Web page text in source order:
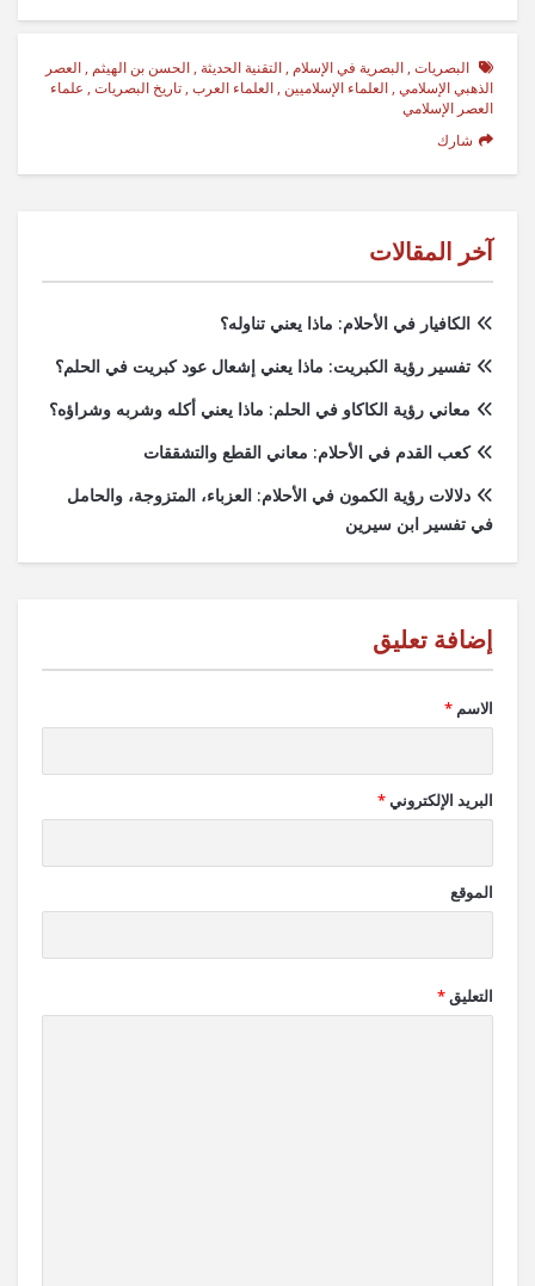
البصريات , البصرية في الإسلام , التقنية الحديثة , الحسن بن الهيثم , العصر
الذهبي الإسلامي , العلماء الإسلاميين , العلماء العرب , تاريخ البصريات , علماء
العصر الإسلامي
شارك
آخر المقالات
الكافيار في الأحلام: ماذا يعني تناوله؟
تفسير رؤية الكبريت: ماذا يعني إشعال عود كبريت في الحلم؟
معاني رؤية الكاكاو في الحلم: ماذا يعني أكله وشربه وشراؤه؟
كعب القدم في الأحلام: معاني القطع والتشققات
دلالات رؤية الكمون في الأحلام: العزباء، المتزوجة، والحامل
في تفسير ابن سيرين
الاسم *
البريد الإلكتروني*
الموقع
التعليق*